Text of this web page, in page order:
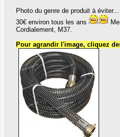
Photo du genre de produit à
30€ environ tous les ans
Cordialement, M37.
Pour agrandir l'image, cliquez